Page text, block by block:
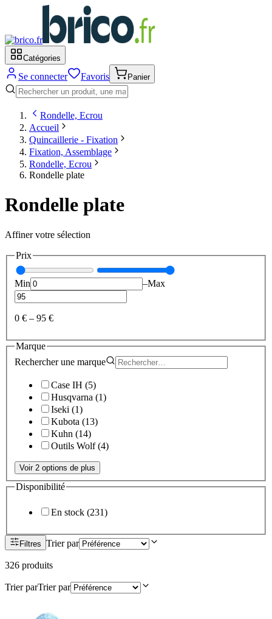
Catégories
Se connecter Favoris Panier
Rondelle, Ecrou
Accueil
Quincaillerie - Fixation
Fixation, Assemblage
Rondelle, Ecrou
Rondelle plate
Rondelle plate
Affiner votre sélection
Prix
Min –Max
0 € – 95 €
Marque
Rechercher une marque
Case IH (5)
Husqvarna (1)
Iseki (1)
Kubota (13)
Kuhn (14)
Outils Wolf(4)
Voir 2 options de plus
Disponibilité
En stock (231)
Filtres Trier par
326 produits
Trier parTrier par